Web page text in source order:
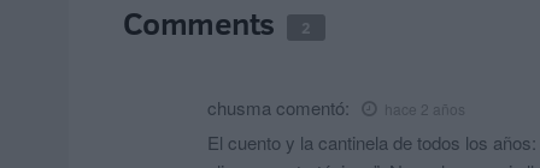
Comments 2
chusma comentó: hace 2 años
El cuento y la cantinela de todos los